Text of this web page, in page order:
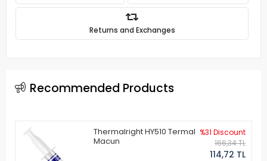
Returns and Exchanges
Recommended Products
Thermalright HY510 Termal
Macun
%31 Discount
166,34 TL
114,72 TL